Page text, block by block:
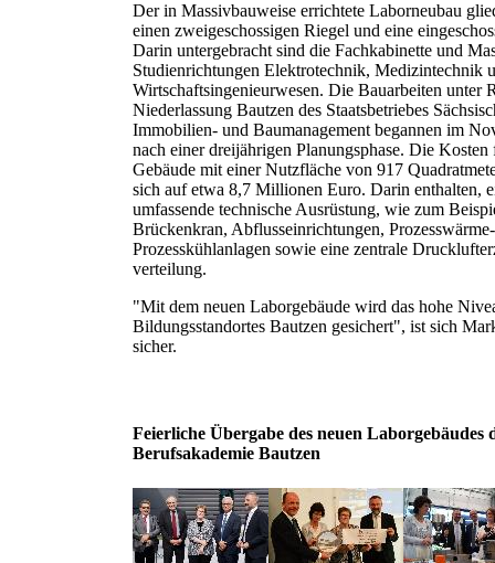
Der in Massivbauweise errichtete Laborneubau
einen zweigeschossigen Riegel und eine
Darin untergebracht sind die Fachkabinette und
Studienrichtungen Elektrotechnik, Medizintechnik
Wirtschaftsingenieurwesen. Die Bauarbeiten unter
Niederlassung Bautzen des Staatsbetriebes
Immobilien- und Baumanagement begannen im
nach einer dreijährigen Planungsphase. Die Kosten
Gebäude mit einer Nutzfläche von 917
sich auf etwa 8,7 Millionen Euro. Darin enthalten,
umfassende technische Ausrüstung, wie zum
Brückenkran, Abflusseinrichtungen,
Prozesskühlanlagen sowie eine zentrale
verteilung.
"Mit dem neuen Laborgebäude wird das hohe
Bildungsstandortes Bautzen gesichert", ist sich
sicher.
Feierliche Übergabe des neuen Laborgebäudes
Berufsakademie Bautzen